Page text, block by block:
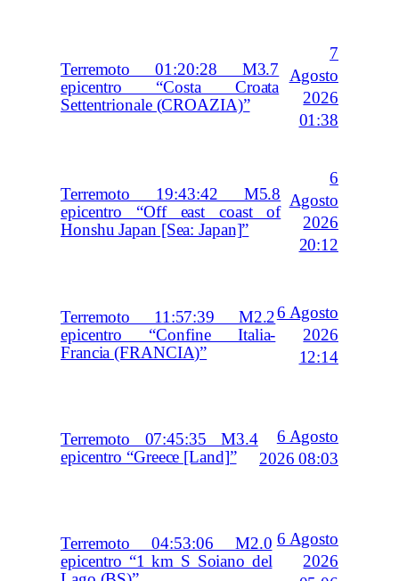
Terremoto 01:20:28 M3.7
epicentro “Costa Croata
Settentrionale (CROAZIA)”
7
Agosto
2026
01:38
Terremoto 19:43:42 M5.8
epicentro “Off east coast of
Honshu Japan [Sea: Japan]”
6
Agosto
2026
20:12
Terremoto 11:57:39 M2.2
epicentro “Confine Italia-
Francia (FRANCIA)”
6 Agosto
2026
12:14
Terremoto 07:45:35 M3.4
epicentro “Greece [Land]”
6 Agosto
2026 08:03
Terremoto 04:53:06 M2.0
epicentro “1 km S Soiano del
6 Agosto
2026